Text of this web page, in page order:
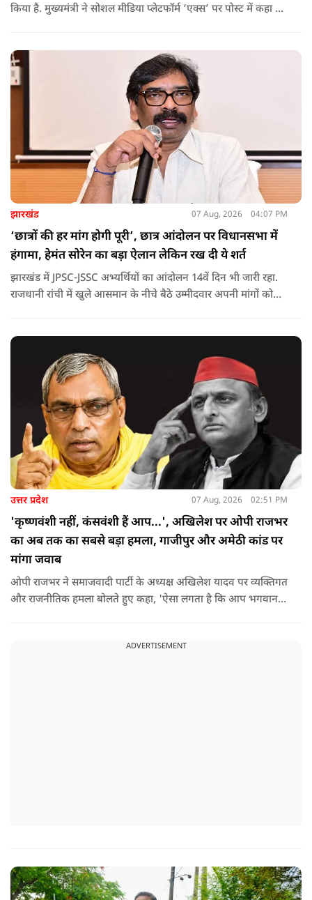
किया है. मुख्यमंत्री ने सोशल मीडिया प्लेटफॉर्म ‘एक्स’ पर पोस्ट में कहा कि
उपचार तथा गंभीर रूप से घायलों को आवश्यकता पड़ने पर एयरलिफ्ट कर
उच्च चिकित्सा केंद्रों में रेफर करने के निर्देश दिए हैं.
झारखंड 07 Aug, 2026 04:07 PM
‘छात्रों की हर मांग होगी पूरी’, छात्र आंदोलन पर विधानसभा में
हंगामा, हेमंत सोरेन का बड़ा ऐलान लेकिन रख दी ये शर्त
झारखंड में JPSC-JSSC अभ्यर्थियों का आंदोलन 14वें दिन भी जारी रहा.
राजधानी रांची में खुले आसमान के नीचे बैठे उम्मीदवार अपनी मांगों को
उत्तर प्रदेश 07 Aug, 2026 02:51 PM
'कृष्णवंशी नहीं, कंसवंशी हैं आप...', अखिलेश पर ओपी राजभर
का अब तक का सबसे बड़ा हमला, गाजीपुर और अमेठी कांड पर
मांगा जवाब
ओपी राजभर ने समाजवादी पार्टी के अध्यक्ष अखिलेश यादव पर व्यक्तिगत
और राजनीतिक हमला बोलते हुए कहा, 'ऐसा लगता है कि आप भगवान
ADVERTISEMENT